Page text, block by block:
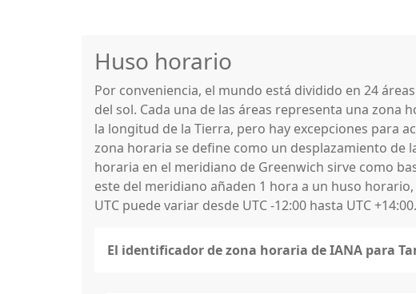
Huso horario
Por conveniencia, el mundo está dividido en 24
del sol. Cada una de las áreas representa una zona
la longitud de la Tierra, pero hay excepciones para
zona horaria se define como un desplazamiento de
horaria en el meridiano de Greenwich sirve como
este del meridiano añaden 1 hora a un huso
UTC puede variar desde UTC -12:00 hasta UTC +14:00.
El identificador de zona horaria de IANA para